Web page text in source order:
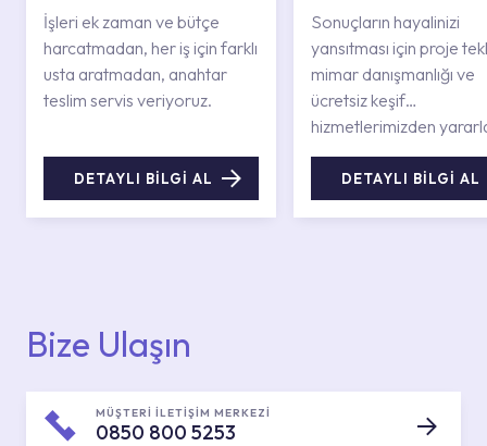
İşleri ek zaman ve bütçe
harcatmadan, her iş için farklı
usta aratmadan, anahtar
teslim servis veriyoruz.
DETAYLI BİLGİ AL
Sonuçların hayalinizi
yansıtması için proje
mimar danışmanlığı ve
ücretsiz keşif
hizmetlerimizden
DETAYLI BİLGİ AL
Bize Ulaşın
MÜŞTERİ İLETİŞİM MERKEZİ
0850 800 5253